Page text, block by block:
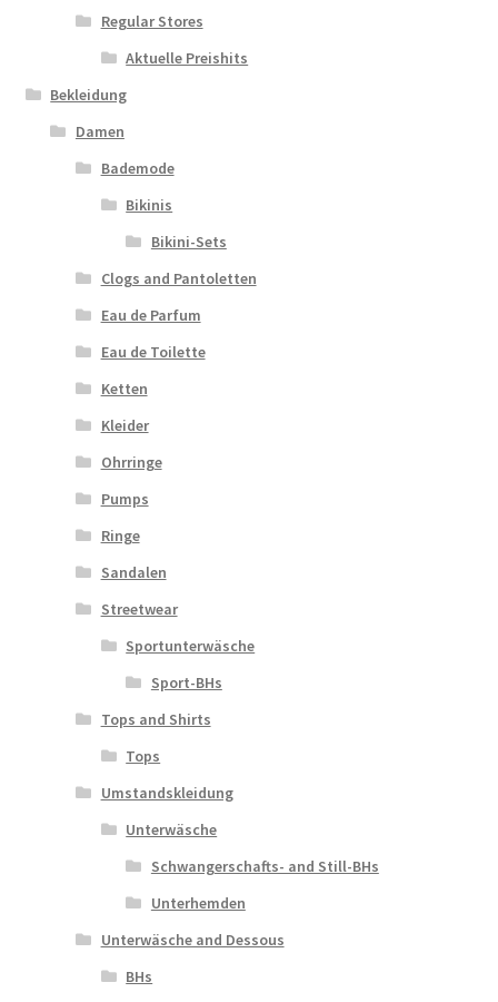
Regular Stores
Aktuelle Preishits
Bekleidung
Damen
Bademode
Bikinis
Bikini-Sets
Clogs and Pantoletten
Eau de Parfum
Eau de Toilette
Ketten
Kleider
Ohrringe
Pumps
Ringe
Sandalen
Streetwear
Sportunterwäsche
Sport-BHs
Tops and Shirts
Tops
Umstandskleidung
Unterwäsche
Schwangerschafts- and Still-BHs
Unterhemden
Unterwäsche and Dessous
BHs